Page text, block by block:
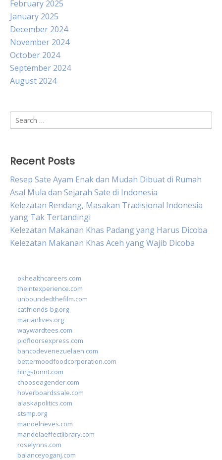
February 2025
January 2025
December 2024
November 2024
October 2024
September 2024
August 2024
Search
for:
Recent Posts
Resep Sate Ayam Enak dan Mudah Dibuat di Rumah
Asal Mula dan Sejarah Sate di Indonesia
Kelezatan Rendang, Masakan Tradisional Indonesia
yang Tak Tertandingi
Kelezatan Makanan Khas Padang yang Harus Dicoba
Kelezatan Makanan Khas Aceh yang Wajib Dicoba
okhealthcareers.com
theintexperience.com
unboundedthefilm.com
catfriends-bg.org
marianlives.org
waywardtees.com
pidfloorsexpress.com
bancodevenezuelaen.com
bettermoodfoodcorporation.com
hingstonnt.com
chooseagender.com
hoverboardssale.com
alaskapolitics.com
stsmp.org
manoelneves.com
mandelaeffectlibrary.com
roselynns.com
balanceyoganj.com